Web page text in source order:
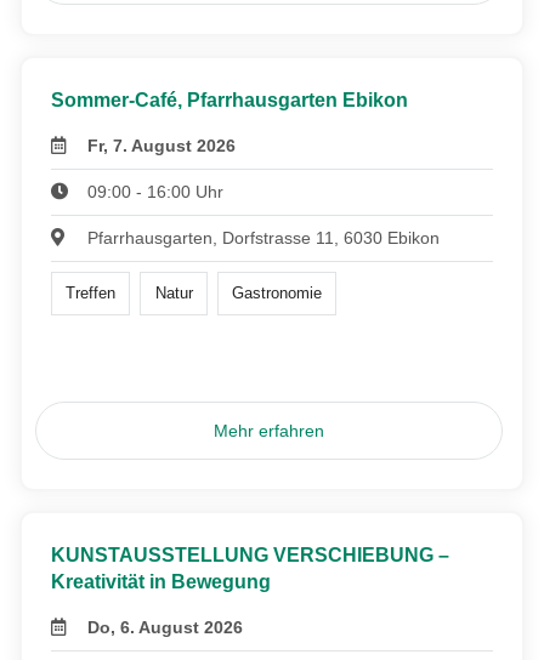
Sommer-Café, Pfarrhausgarten Ebikon
Fr, 7. August 2026
09:00 - 16:00 Uhr
Pfarrhausgarten, Dorfstrasse 11, 6030 Ebikon
Treffen Natur Gastronomie
Mehr erfahren
KUNSTAUSSTELLUNG VERSCHIEBUNG –
Kreativität in Bewegung
Do, 6. August 2026